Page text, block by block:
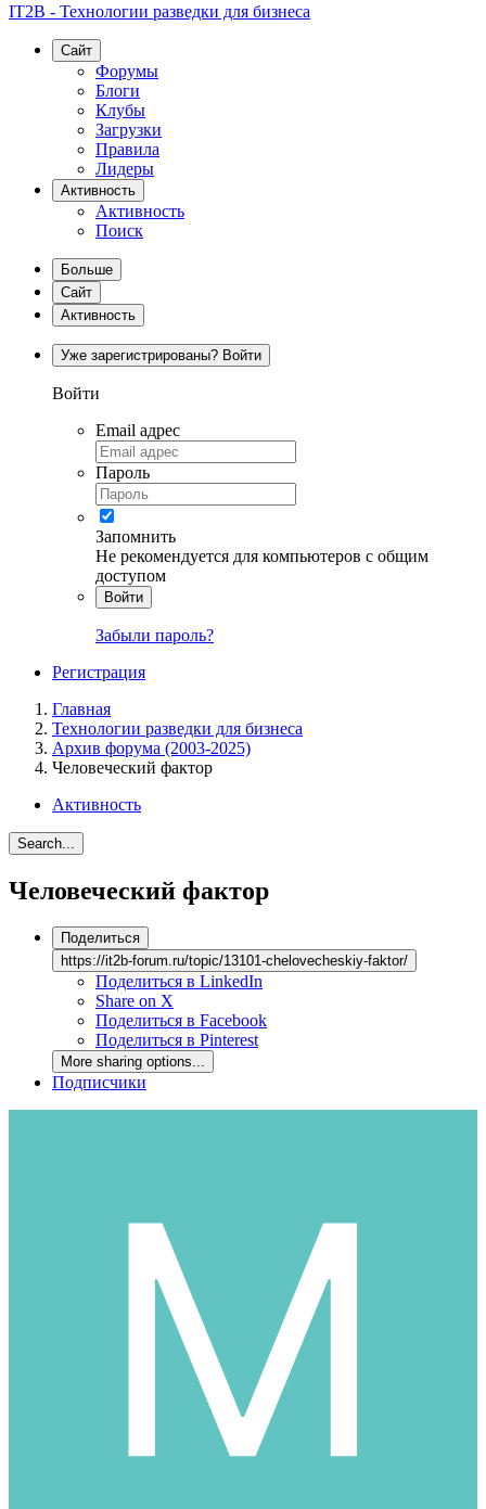
IT2B - Технологии разведки для бизнеса
Сайт
Форумы
Блоги
Клубы
Загрузки
Правила
Лидеры
Активность
Активность
Поиск
Больше
Сайт
Активность
Уже зарегистрированы? Войти
Войти
Email адрес
Пароль
Запомнить
Не рекомендуется для компьютеров с общим
доступом
Войти
Забыли пароль?
Регистрация
Главная
Технологии разведки для бизнеса
Архив форума (2003-2025)
Человеческий фактор
Активность
Search...
Человеческий фактор
Поделиться
https://it2b-forum.ru/topic/13101-chelovecheskiy-faktor/
Поделиться в LinkedIn
Share on X
Поделиться в Facebook
Поделиться в Pinterest
More sharing options...
Подписчики